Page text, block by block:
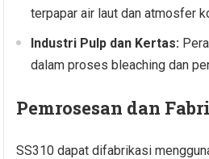
terpapar air laut dan atmosfer
Industri Pulp dan Kertas:
dalam proses bleaching dan
Pemrosesan dan
SS310 dapat difabrikasi